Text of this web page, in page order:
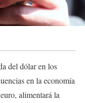
del dólar en los
en la economía
alimentará la